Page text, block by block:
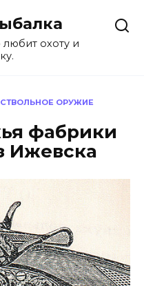
любит охоту и
ОРУЖИЕ
фабрики
Ижевска